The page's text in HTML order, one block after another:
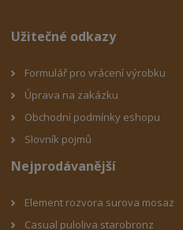
Užitečné odkazy
Formulář pro vrácení výrobku
Úprava na zakázku
Obchodní podmínky eshopu
Slovník pojmů
Nejprodávanější
Element rozvora surova mosaz
Casual puloliva starobronz